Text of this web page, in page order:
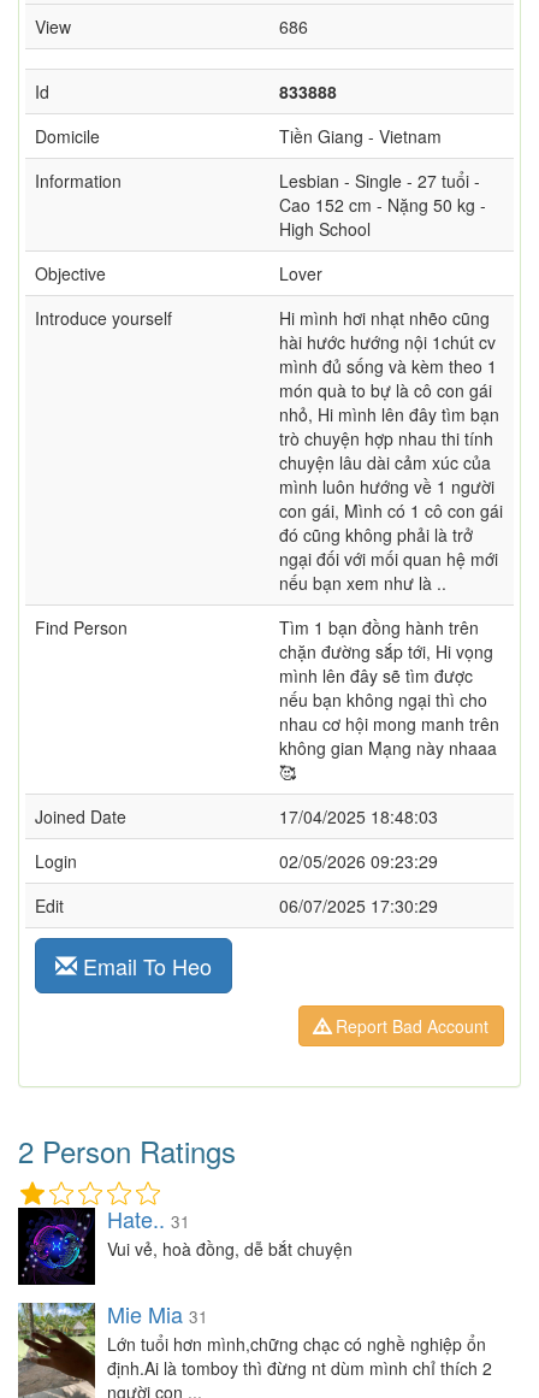
View 686
Id
833888
Domicile
Tiền Giang - Vietnam
Information
Lesbian - Single - 27 tuổi -
Cao 152 cm - Nặng 50 kg -
High School
Objective
Lover
Introduce yourself
Hi mình hơi nhạt nhẽo cũng
hài hước hướng nội 1chút cv
mình đủ sống và kèm theo 1
món quà to bự là cô con gái
nhỏ, Hi mình lên đây tìm bạn
trò chuyện hợp nhau thi tính
chuyện lâu dài cảm xúc của
mình luôn hướng về 1 người
con gái, Mình có 1 cô con gái
đó cũng không phải là trở
ngại đối với mối quan hệ mới
nếu bạn xem như là ..
Find Person
Tìm 1 bạn đồng hành trên
chặn đường sắp tới, Hi vọng
mình lên đây sẽ tìm được
nếu bạn không ngại thì cho
nhau cơ hội mong manh trên
không gian Mạng này nhaaa
🥰
Joined Date
17/04/2025 18:48:03
Login
02/05/2026 09:23:29
Edit
06/07/2025 17:30:29
Email To Heo
Report Bad Account
2 Person Ratings
Hate.. 31
Vui vẻ, hoà đồng, dễ bắt chuyện
Mie Mia 31
Lớn tuổi hơn mình,chững chạc có nghề nghiệp ổn
định.Ai là tomboy thì đừng nt dùm mình chỉ thích 2
người con ...